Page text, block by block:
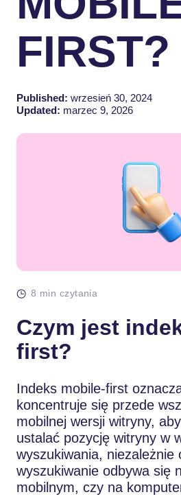
FIRST?
Published: wrzesień 30, 2024
Updated: marzec 9, 2026
8 min czytania
Czym jest
first?
Indeks mobile-first
koncentruje się przede
mobilnej wersji witryny,
ustalać pozycję witryny w
wyszukiwania, niezależnie
wyszukiwanie odbywa się
mobilnym, czy na